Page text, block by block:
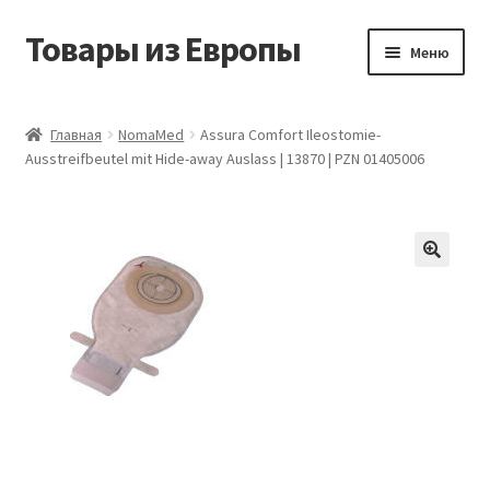
Перейти
Перейти
Товары из Европы Меню
Виды доставки
Корзина
Мой аккаунт
Главная NomaMed
Assura Comfort Ileostomie-
Ausstreifbeutel mit Hide-away Auslass | 13870 | PZN 01405006